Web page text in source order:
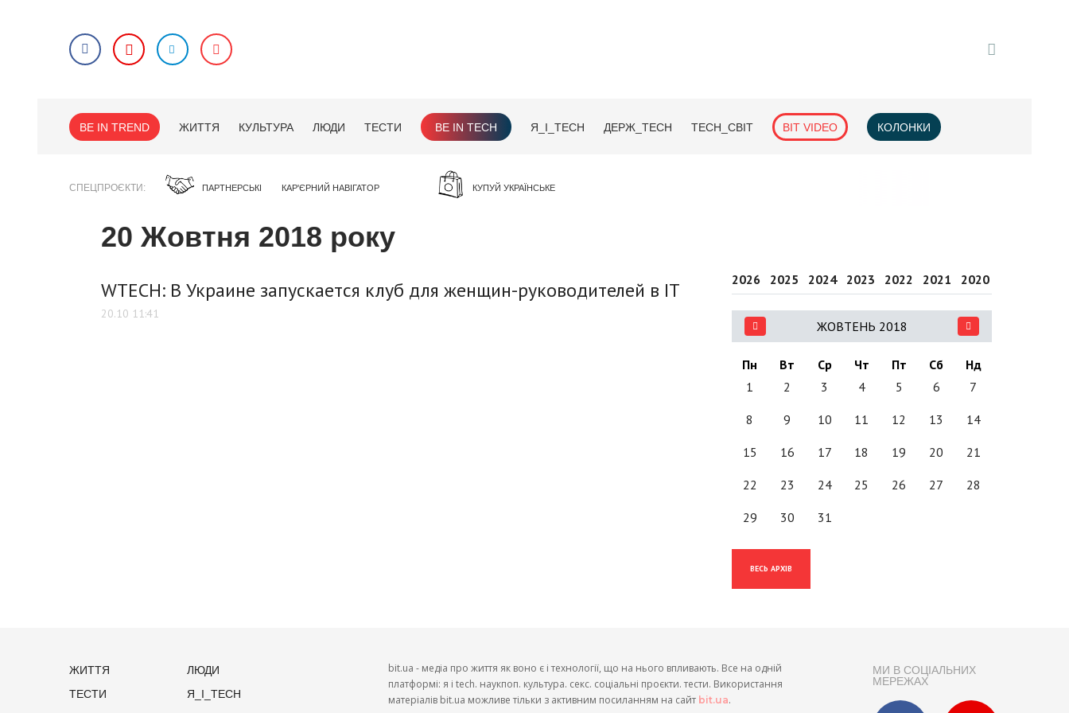
BE IN TREND ЖИТТЯ КУЛЬТУРА ЛЮДИ ТЕСТИ BE IN TECH Я_І_TECH ДЕРЖ_TECH TECH_СВІТ BIT VIDEO КОЛОНКИ
СПЕЦПРОЄКТИ ПАРТНЕРСЬКІ КАР'ЄРНИЙ НАВІГАТОР КУПУЙ УКРАЇНСЬКЕ
20 Жовтня 2018 року
WTECH: В Украине запускается клуб для женщин-руководителей в IT
20.10 11:41
2026 2025 2024 2023 2022 2021 2020
ЖОВТЕНЬ 2018
Пн Вт Ср Чт Пт Сб
Нд
1
2 3 4 5 6 7
8 9 10 11 12 13 14
15 16 17 18 19 20 21
22 23 24 25 26 27 28
29 30 31
ВЕСЬ АРХІВ
ЖИТТЯ
ЛЮДИ
ТЕСТИ
Я_І_TECH
МИ В СОЦІАЛЬНИХ
МЕРЕЖАХ
bit.ua - медіа про життя як воно є і технології, що на нього впливають. Все на одній
платформі: я і tech. наукпоп. культура. секс. соціальні проєкти. тести. Використання
матеріалів bit.ua можливе тільки з активним посиланням на сайт bit.ua.